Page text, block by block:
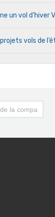
un vol d’hiver
vols de
la compagnie